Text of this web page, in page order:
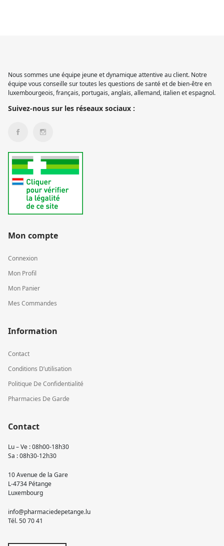
Nous sommes une équipe jeune et dynamique attentive au client. Notre
équipe vous conseille sur toutes les questions de santé et de bien-être en
luxembourgeois, français, portugais, anglais, allemand, italien et espagnol.
Suivez-nous sur les réseaux sociaux :
Mon compte
Connexion
Mon Profil
Mon Panier
Mes Commandes
Information
Contact
Conditions D’utilisation
Politique De Confidentialité
Pharmacies De Garde
Contact
Lu – Ve : 08h00-18h30
Sa : 08h30-12h30
10 Avenue de la Gare
L-4734 Pétange
Luxembourg
info@pharmaciedepetange.lu
Tél.50 70 41